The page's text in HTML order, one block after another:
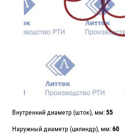
Внутренний диаметр (шток), мм:55
Наружный диаметр (цилиндр), мм:60